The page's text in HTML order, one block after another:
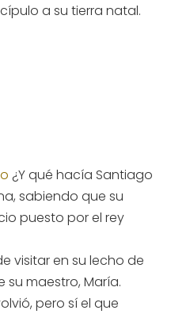
a su tierra natal.
¿Y qué hacía Santiago
sabiendo que su
puesto por el rey
visitar en su lecho de
su maestro, María.
pero sí el que